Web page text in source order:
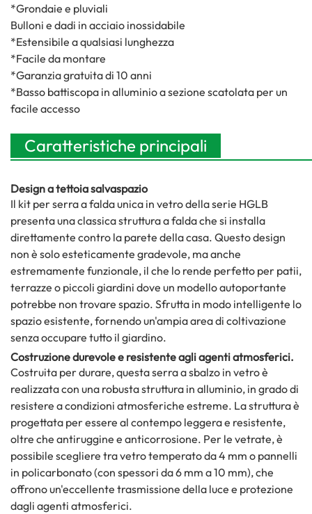
*Grondaie e pluviali
Bulloni e dadi in acciaio inossidabile
*Estensibile a qualsiasi lunghezza
*Facile da montare
*Garanzia gratuita di 10 anni
*Basso battiscopa in alluminio a sezione scatolata per un
facile accesso
Caratteristiche principali
Design a tettoia salvaspazio
Il kit per serra a falda unica in vetro della serie HGLB
presenta una classica struttura a falda che si installa
direttamente contro la parete della casa. Questo design
non è solo esteticamente gradevole, ma anche
estremamente funzionale, il che lo rende perfetto per patii,
terrazze o piccoli giardini dove un modello autoportante
potrebbe non trovare spazio. Sfrutta in modo intelligente lo
spazio esistente, fornendo un'ampia area di coltivazione
senza occupare tutto il giardino.
Costruzione durevole e resistente agli agenti atmosferici.
Costruita per durare, questa serra a sbalzo in vetro è
realizzata con una robusta struttura in alluminio, in grado di
resistere a condizioni atmosferiche estreme. La struttura è
progettata per essere al contempo leggera e resistente,
oltre che antiruggine e anticorrosione. Per le vetrate, è
possibile scegliere tra vetro temperato da 4 mm o pannelli
in policarbonato (con spessori da 6 mm a 10 mm), che
offrono un'eccellente trasmissione della luce e protezione
dagli agenti atmosferici.